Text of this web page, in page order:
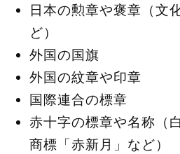
日本の勲章や褒章（文
ど）
外国の国旗
外国の紋章や印章
国際連合の標章
赤十字の標章や名称（
商標「赤新月」など）